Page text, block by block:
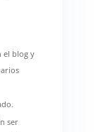
el blog y
ser